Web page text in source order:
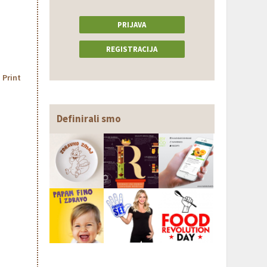
Print
PRIJAVA
REGISTRACIJA
Definirali smo